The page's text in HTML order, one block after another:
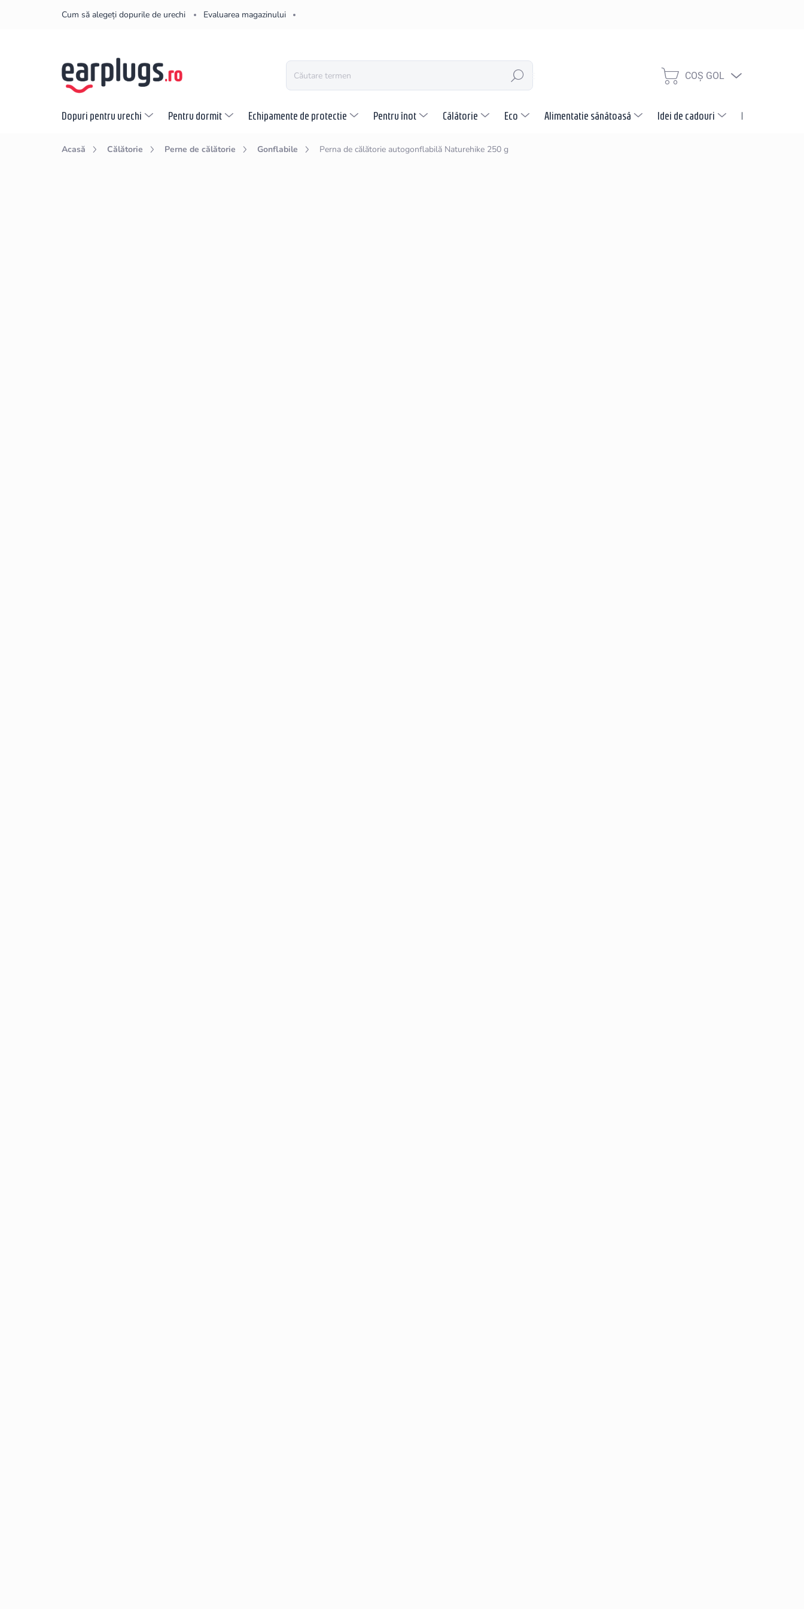
Cum să alegeți dopurile de urechi Evaluarea magazinului
CĂUTARE
COŞ
COŞ GOL
Dopuri pentru urechi Pentru dormit Echipamente de protectie Pentru înot Călătorie Eco Alimentatie sănătoasă Idei de cadouri Promotii
Acasă Călătorie Perne de călătorie Gonflabile Perna de călătorie autogonflabilă Naturehike 250 g